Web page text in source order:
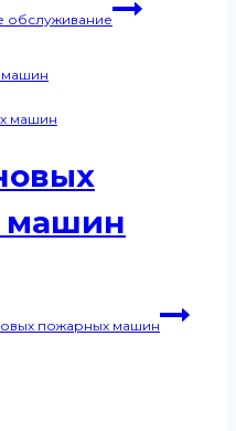
обслуживание
машин
машин
пожарных машин